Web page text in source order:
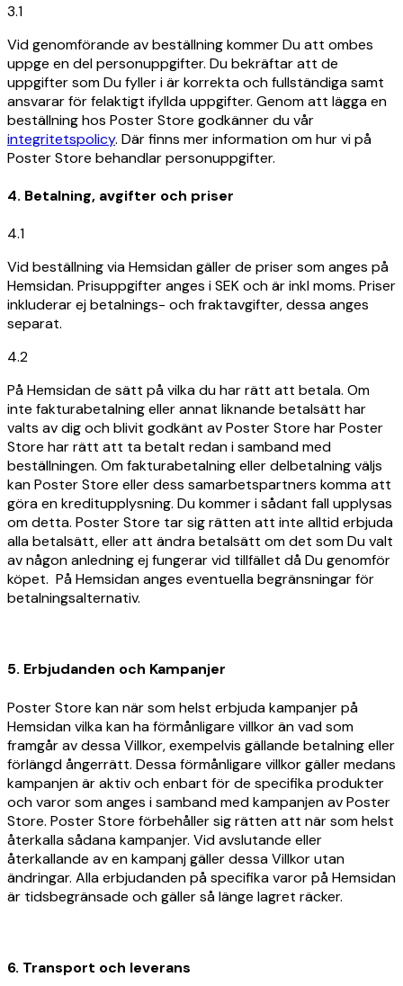
3.1
Vid genomförande av beställning kommer Du att ombes
uppge en del personuppgifter. Du bekräftar att de
uppgifter som Du fyller i är korrekta och fullständiga samt
ansvarar för felaktigt ifyllda uppgifter. Genom att lägga en
beställning hos Poster Store godkänner du vår
integritetspolicy. Där finns mer information om hur vi på
Poster Store behandlar personuppgifter.
4. Betalning, avgifter och priser
4.1
Vid beställning via Hemsidan gäller de priser som anges på
Hemsidan. Prisuppgifter anges i SEK och är inkl moms. Priser
inkluderar ej betalnings- och fraktavgifter, dessa anges
separat.
4.2
På Hemsidan de sätt på vilka du har rätt att betala. Om
inte fakturabetalning eller annat liknande betalsätt har
valts av dig och blivit godkänt av Poster Store har Poster
Store har rätt att ta betalt redan i samband med
beställningen. Om fakturabetalning eller delbetalning väljs
kan Poster Store eller dess samarbetspartners komma att
göra en kreditupplysning. Du kommer i sådant fall upplysas
om detta. Poster Store tar sig rätten att inte alltid erbjuda
alla betalsätt, eller att ändra betalsätt om det som Du valt
av någon anledning ej fungerar vid tillfället då Du genomför
köpet. På Hemsidan anges eventuella begränsningar för
betalningsalternativ.
5. Erbjudanden och Kampanjer
Poster Store kan när som helst erbjuda kampanjer på
Hemsidan vilka kan ha förmånligare villkor än vad som
framgår av dessa Villkor, exempelvis gällande betalning eller
förlängd ångerrätt. Dessa förmånligare villkor gäller medans
kampanjen är aktiv och enbart för de specifika produkter
och varor som anges i samband med kampanjen av Poster
Store. Poster Store förbehåller sig rätten att när som helst
återkalla sådana kampanjer. Vid avslutande eller
återkallande av en kampanj gäller dessa Villkor utan
ändringar. Alla erbjudanden på specifika varor på Hemsidan
är tidsbegränsade och gäller så länge lagret räcker.
6. Transport och leverans